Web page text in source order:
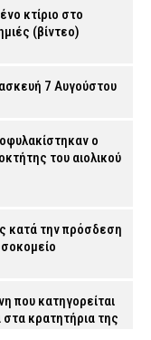
κτίριο στο
(βίντεο)
7 Αυγούστου
ο
του αιολικού
κατά την πρόσδεση
που κατηγορείται
κρατητήρια της